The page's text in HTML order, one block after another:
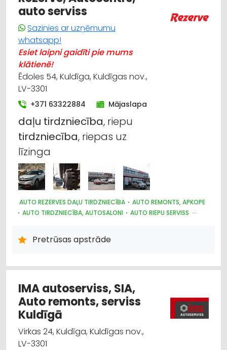
auto serviss
Sazinies ar uzņēmumu
whatsapp!
Esiet laipni gaidīti pie mums
klātienē!
Ēdoles 54, Kuldīga, Kuldīgas nov.,
LV-3301
+371 63322884 Mājaslapa
daļu tirdzniecība, riepu
tirdzniecība, riepas uz
līzinga
AUTO REZERVES DAĻU TIRDZNIECĪBA
AUTO REMONTS, APKOPE
AUTO TIRDZNIECĪBA, AUTOSALONI
AUTO RIEPU SERVISS
AUTO ĶĪMIJA, AUTO KRĀSAS
AUTO KONDICIONĒŠANAS SISTĒMAS, AUTOREFRIŽERATORI
AUTO PRETAIZDZĪŠANAS SISTĒMAS, SIGNALIZĀCIJA
AUTO TRANSPORTĒŠANA AR TREILERIEM
MOTORU EĻĻAS, SMĒRVIELAS
AUTO REZERVES DAĻU VAIRUMTIRDZNIECĪBA
Pretrūsas apstrāde
IMA autoserviss, SIA,
Auto remonts, serviss
Kuldīgā
Virkas 24, Kuldīga, Kuldīgas nov.,
LV-3301